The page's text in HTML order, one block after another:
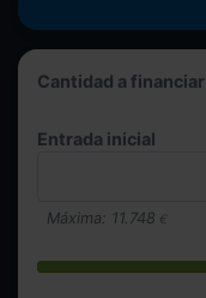
Cantidad a financiar
Entrada inicial
Máxima: 11.748 €